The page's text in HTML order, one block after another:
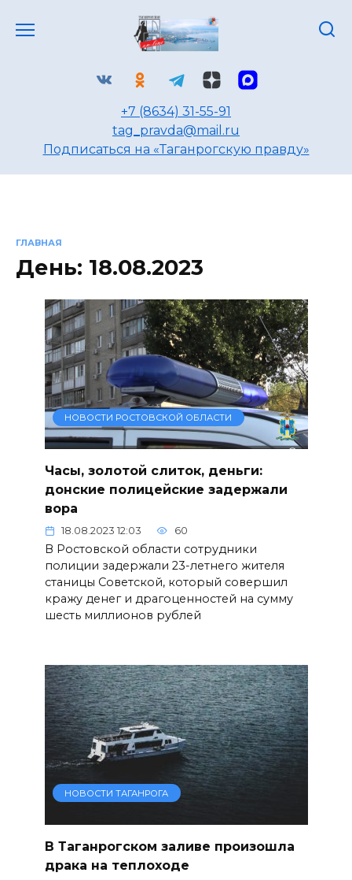
+7 (8634) 31-55-91
tag_pravda@mail.ru
Подписаться на «Таганрогскую правду»
ГЛАВНАЯ
День: 18.08.2023
НОВОСТИ РОСТОВСКОЙ ОБЛАСТИ
Часы, золотой слиток, деньги:
донские полицейские задержали
вора
18.08.2023 12:03 60
В Ростовской области сотрудники
полиции задержали 23-летнего жителя
станицы Советской, который совершил
кражу денег и драгоценностей на сумму
шесть миллионов рублей
НОВОСТИ ТАГАНРОГА
В Таганрогском заливе произошла
драка на теплоходе